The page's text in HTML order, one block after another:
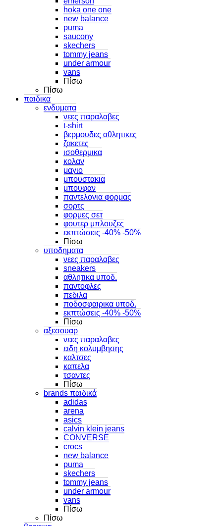
hoka one one
new balance
puma
saucony
skechers
tommy jeans
under armour
vans
Πίσω
Πίσω
παιδικα
ενδυματα
νεες παραλαβες
t-shirt
βερμουδες αθλητικες
ζακετες
ισοθερμικα
κολαν
μαγιο
μπουστακια
μπουφαν
παντελονια φορμας
σορτς
φορμες σετ
φουτερ μπλουζες
εκπτώσεις -40% -50%
Πίσω
υποδηματα
νεες παραλαβες
sneakers
αθλητικα υποδ.
παντοφλες
πεδιλα
ποδοσφαιρικα υποδ.
εκπτώσεις -40% -50%
Πίσω
αξεσουαρ
νεες παραλαβες
ειδη κολυμβησης
καλτσες
καπελα
τσαντες
Πίσω
brands παιδικά
adidas
arena
asics
calvin klein jeans
CONVERSE
crocs
new balance
puma
skechers
tommy jeans
under armour
vans
Πίσω
Πίσω